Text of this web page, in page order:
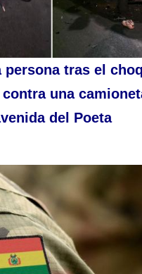
persona tras el
una
del Poeta